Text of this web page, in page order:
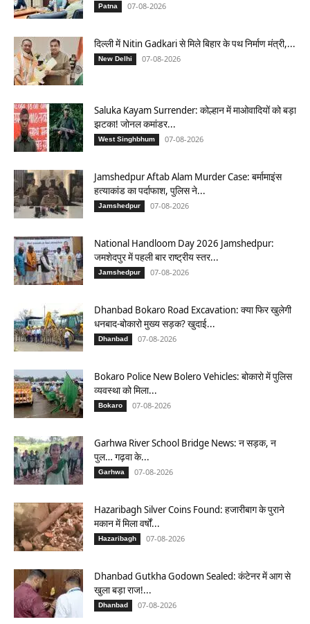
Patna 07-08-2026
दिल्ली में Nitin Gadkari से मिले बिहार के पथ निर्माण मंत्री,...
New Delhi 07-08-2026
Saluka Kayam Surrender: कोल्हान में माओवादियों को बड़ा
झटका! जोनल कमांडर...
West Singhbhum 07-08-2026
Jamshedpur Aftab Alam Murder Case: बर्मामाइंस
हत्याकांड का पर्दाफाश, पुलिस ने...
Jamshedpur 07-08-2026
National Handloom Day 2026 Jamshedpur:
जमशेदपुर में पहली बार राष्ट्रीय स्तर...
Jamshedpur 07-08-2026
Dhanbad Bokaro Road Excavation: क्या फिर खुलेगी
धनबाद-बोकारो मुख्य सड़क? खुदाई...
Dhanbad 07-08-2026
Bokaro Police New Bolero Vehicles: बोकारो में पुलिस
व्यवस्था को मिला...
Bokaro 07-08-2026
Garhwa River School Bridge News: न सड़क, न
पुल… गढ़वा के...
Garhwa 07-08-2026
Hazaribagh Silver Coins Found: हजारीबाग के पुराने
मकान में मिला वर्षों...
Hazaribagh 07-08-2026
Dhanbad Gutkha Godown Sealed: कंटेनर में आग से
खुला बड़ा राज!...
Dhanbad 07-08-2026